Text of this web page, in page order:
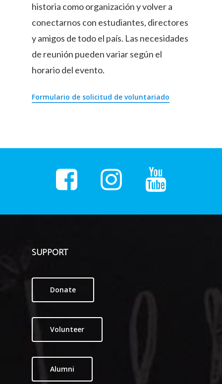
historia como organización y volver a
conectarnos con estudiantes, directores
y amigos de todo el país. Las necesidades
de reunión pueden variar según el
horario del evento.
Formulario de solicitud de voluntariado
SUPPORT
Donate
Volunteer
Alumni